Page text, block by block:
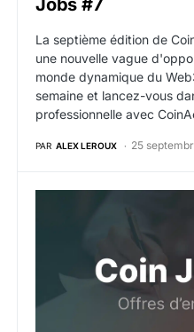
Jobs #7
La septième édition de
une nouvelle vague
monde dynamique du
semaine et lancez-vous
professionnelle avec
PAR ALEX LEROUX 25
Offres d’emploi